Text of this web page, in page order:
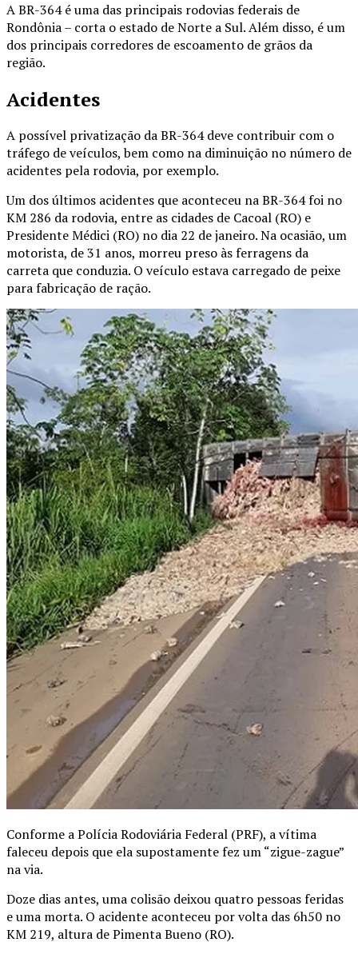
A BR-364 é uma das principais rodovias federais de
Rondônia – corta o estado de Norte a Sul. Além disso, é um
dos principais corredores de escoamento de grãos da
região.
Acidentes
A possível privatização da BR-364 deve contribuir com o
tráfego de veículos, bem como na diminuição no número de
acidentes pela rodovia, por exemplo.
Um dos últimos acidentes que aconteceu na BR-364 foi no
KM 286 da rodovia, entre as cidades de Cacoal (RO) e
Presidente Médici (RO) no dia 22 de janeiro. Na ocasião, um
motorista, de 31 anos, morreu preso às ferragens da
carreta que conduzia. O veículo estava carregado de peixe
para fabricação de ração.
Conforme a Polícia Rodoviária Federal (PRF), a vítima
faleceu depois que ela supostamente fez um “zigue-zague”
na via.
Doze dias antes, uma colisão deixou quatro pessoas feridas
e uma morta. O acidente aconteceu por volta das 6h50 no
KM 219, altura de Pimenta Bueno (RO).